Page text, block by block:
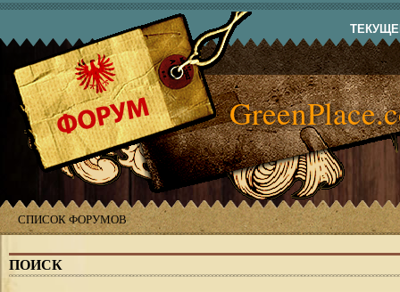
СПИСОК ФОРУМОВ
ПОИСК